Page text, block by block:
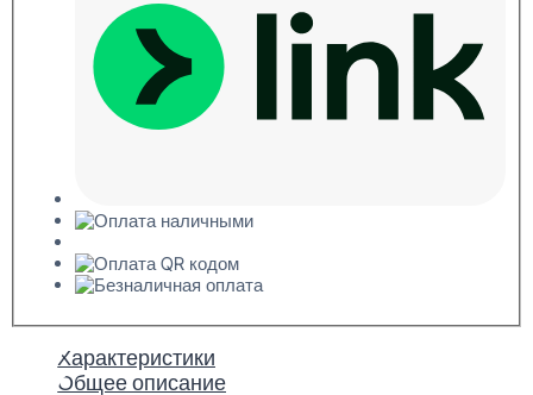
Характеристики
Общее описание